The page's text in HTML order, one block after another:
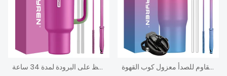
كوب بمقبض، ماصة 2 في 1 وغطاء للشرب، مقاوم للتسرب، آمن للاستخدام في غسالة الأطباق، كوب قهوة معزول من الفولاذ المقاوم للصدأ للسفر، يحافظ على البرودة لمدة 34 ساعة الجملة 40 أوقية بهلوان بسيط مع مقبض غطاء والقش جدار مزدوج فراغ زجاجة مياه الفولاذ المقاوم للصدأ معزول كوب القهوة